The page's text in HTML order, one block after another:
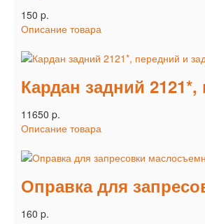
150 p.
Описание товара
Кардан задний
11650 p.
Описание товара
Оправка для
160 p.